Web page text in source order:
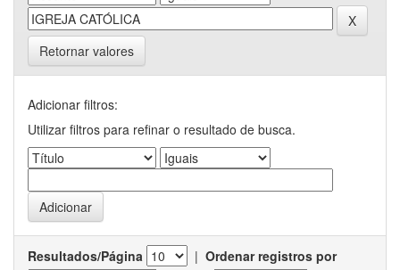
Retornar valores
Adicionar filtros:
Utilizar filtros para refinar o resultado de busca.
Resultados/Página | Ordenar registros por